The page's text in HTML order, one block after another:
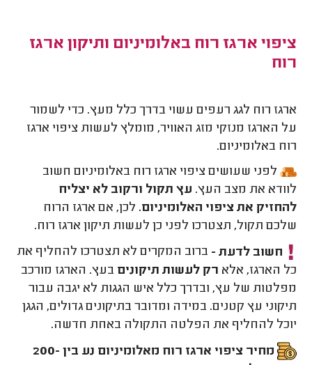
ציפוי ארגז רוח באלומיניום ותיקון ארגז
רוח
ארגז רוח לגג רעפים עשוי בדרך כלל מעץ. כדי לשמור
על הארגז מנזקי מזג האוויר, מומלץ לעשות ציפוי ארגז
רוח באלומיניום.
לפני שעושים ציפוי ארגז רוח באלומיניום חשוב
לוודא את מצב העץ. עץ תקול ורקוב לא יצליח
להחזיק את ציפוי האלומיניום. לכן, אם ארגז הרוח
שלכם תקול, תצטרכו לפני כן לעשות תיקון ארגז רוח.
חשוב לדעת - ברוב המקרים לא תצטרכו להחליף את
כל הארגז, אלא רק לעשות תיקונים בעץ. הארגז מורכב
מפלטות של עץ, ובדרך כלל איש הגגות לא יגבה עבור
תיקוני עץ קטנים. במידה ומדובר בתיקונים גדולים, הגגן
יוכל להחליף את הפלטה התקולה באחת חדשה.
מחיר ציפוי ארגז רוח מאלומיניום נע בין 200-